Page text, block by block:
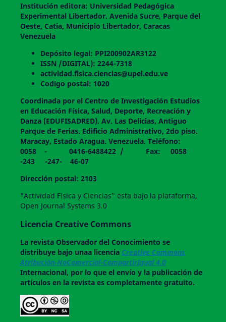
Institución editora: Universidad Pedagógica
Experimental Libertador. Avenida Sucre, Parque del
Oeste, Catia, Municipio Libertador, Caracas
Venezuela
Depósito legal: PPI200902AR3122
ISSN /DIGITAL): 2244-7318
actividad.fisica.ciencias@upel.edu.ve
Codigo postal: 1020
Coordinada por el Centro de Investigación Estudios
en Educación Física, Salud, Deporte, Recreación y
Danza (EDUFISADRED). Av. Las Delicias, Antiguo
Parque de Ferias. Edificio Administrativo, 2do piso.
Maracay, Estado Aragua. Venezuela. Teléfono:
0058 - 0416-6488422 / Fax: 0058
-243 -247- 46-07
Dirección postal: 2103
"Actividad Física y Ciencias" esta bajo la plataforma,
Open Journal Systems 3.0
Licencia Creative Commons
La revistaObservador del Conocimiento se
distribuye bajo unaa licencia Creative Commons
Atribución-NoComercial-CompartirIgual 4.0
Internacional, por lo que el envío y la publicación de
artículos en la revista es completamente gratuito.